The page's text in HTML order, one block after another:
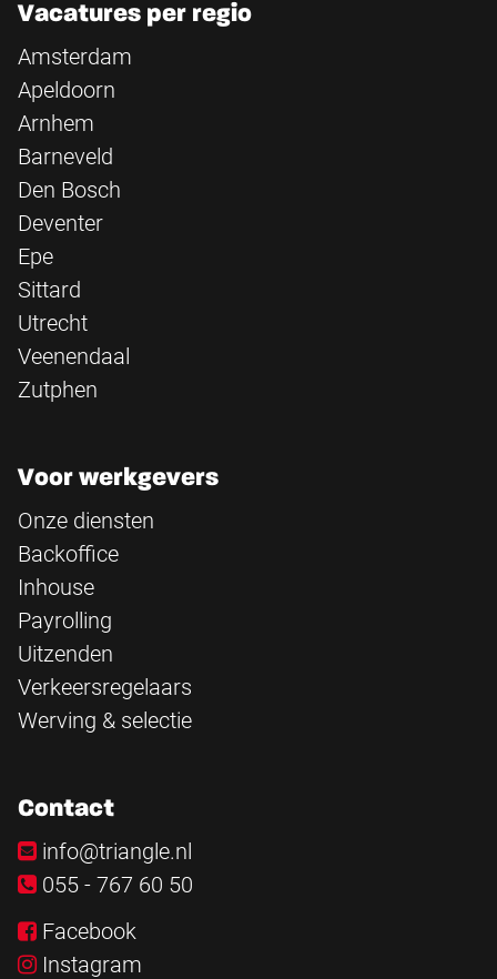
Vacatures per regio
Amsterdam
Apeldoorn
Arnhem
Barneveld
Den Bosch
Deventer
Epe
Sittard
Utrecht
Veenendaal
Zutphen
Voor werkgevers
Onze diensten
Backoffice
Inhouse
Payrolling
Uitzenden
Verkeersregelaars
Werving & selectie
Contact
info@triangle.nl
055 - 767 60 50
Facebook
Instagram